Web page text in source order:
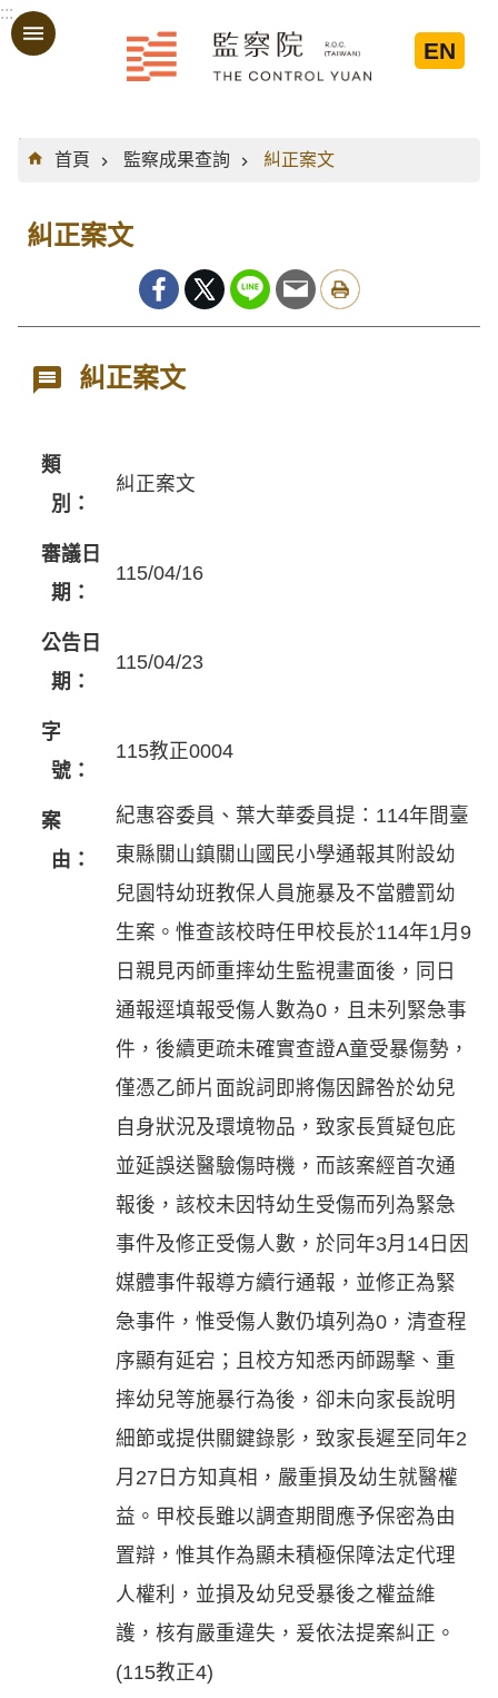
跳到主要內容區塊
:::
EN
:::
首頁
監察成果查詢 糾正案文
糾正案文
糾正案文
類
別：
糾正案文
審議日
期：
115/04/16
公告日
期：
115/04/23
字
號：
115教正0004
案
由：
紀惠容委員、葉大華委員提：114年間臺
東縣關山鎮關山國民小學通報其附設幼
兒園特幼班教保人員施暴及不當體罰幼
生案。惟查該校時任甲校長於114年1月9
日親見丙師重摔幼生監視畫面後，同日
通報逕填報受傷人數為0，且未列緊急事
件，後續更疏未確實查證A童受暴傷勢，
僅憑乙師片面說詞即將傷因歸咎於幼兒
自身狀況及環境物品，致家長質疑包庇
並延誤送醫驗傷時機，而該案經首次通
報後，該校未因特幼生受傷而列為緊急
事件及修正受傷人數，於同年3月14日因
媒體事件報導方續行通報，並修正為緊
急事件，惟受傷人數仍填列為0，清查程
序顯有延宕；且校方知悉丙師踢擊、重
摔幼兒等施暴行為後，卻未向家長說明
細節或提供關鍵錄影，致家長遲至同年2
月27日方知真相，嚴重損及幼生就醫權
益。甲校長雖以調查期間應予保密為由
置辯，惟其作為顯未積極保障法定代理
人權利，並損及幼兒受暴後之權益維
護，核有嚴重違失，爰依法提案糾正。
(115教正4)